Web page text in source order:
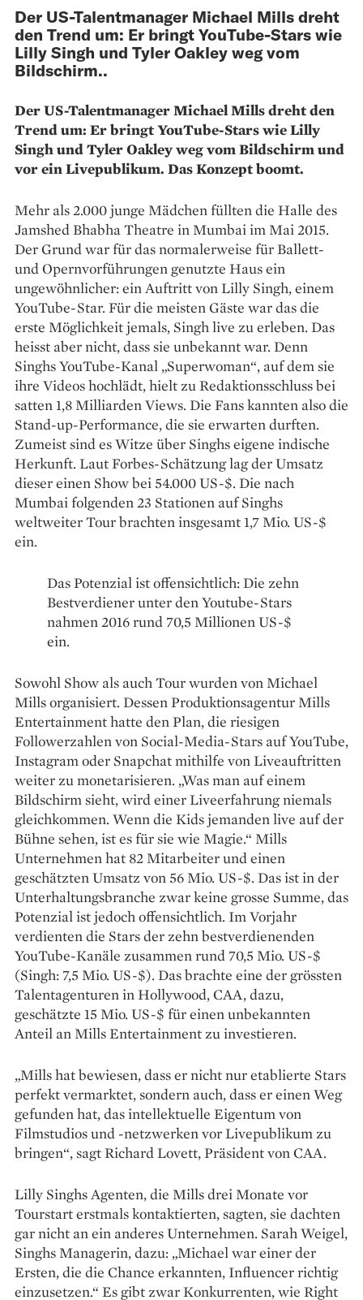
Der US-Talentmanager Michael Mills dreht
den Trend um: Er bringt YouTube-Stars wie
Lilly Singh und Tyler Oakley weg vom
Bildschirm..
Der US-Talentmanager Michael Mills dreht den
Trend um: Er bringt YouTube-Stars wie Lilly
Singh und Tyler Oakley weg vom Bildschirm und
vor ein Livepublikum. Das Konzept boomt.
Mehr als 2.000 junge Mädchen füllten die Halle des
Jam­shed Bhabha Theatre in Mumbai im Mai 2015.
Der Grund war für das normalerweise für Ballett-
und Opernvorführungen genutzte Haus ein
ungewöhnlicher: ein Auftritt von Lilly Singh, einem
YouTube-Star. Für die meisten Gäste war das die
erste Möglichkeit jemals, Singh live zu erleben. Das
heisst aber nicht, dass sie unbekannt war. Denn
Singhs YouTube-­Kanal „Superwoman“, auf dem sie
ihre Videos hochlädt, hielt zu Redaktionsschluss bei
satten 1,8 Milliarden Views. Die Fans kannten also die
Stand­-up-Performance, die sie erwarten durften.
Zumeist sind es Witze über Singhs ­eigene indische
Herkunft. Laut Forbes-­Schätzung lag der Umsatz
dieser einen Show bei 54.000 US-$. Die nach
Mumbai folgenden 23 Stationen auf Singhs
weltweiter Tour brachten insgesamt 1,7 Mio. US-$
ein.
Das Potenzial ist offensichtlich: Die zehn
Bestverdiener unter den Youtube-Stars
nahmen 2016 rund 70,5 Millionen US-$
ein.
Sowohl Show als auch Tour wurden von Michael
Mills organisiert. Dessen Produktionsagentur Mills
Entertainment hatte den Plan, die riesigen
Followerzahlen von Social-Media-Stars auf YouTube,
Instagram oder Snapchat mithilfe von Liveauftritten
weiter zu monetarisieren. „Was man auf einem
Bildschirm sieht, wird einer Liveerfahrung niemals
gleichkommen. Wenn die Kids jemanden live auf der
Bühne sehen, ist es für sie wie Magie.“ Mills
Unternehmen hat 82 Mitarbeiter und einen
geschätzten Umsatz von 56 Mio. US-$. Das ist in der
Unterhaltungsbranche zwar keine grosse Summe, das
Potenzial ist jedoch offensichtlich. Im Vorjahr
verdienten die Stars der zehn bestverdienenden
YouTube-­Kanäle zusammen rund 70,5 Mio. US-$
(Singh: 7,5 Mio. US-$). Das brachte eine der grössten
Talentagenturen in Hollywood, CAA, dazu,
geschätzte 15 Mio. US-$ für einen unbekannten
Anteil an Mills Entertainment zu investieren.
„Mills hat bewiesen, dass er nicht nur etablierte Stars
perfekt vermarktet, sondern auch, dass er einen Weg
gefunden hat, das intellektuelle Eigentum von
Filmstudios und -netzwerken vor Livepublikum zu
bringen“, sagt Richard Lovett, Präsident von CAA.
Lilly Singhs Agenten, die Mills drei Monate vor
Tourstart erstmals kontaktierten, sagten, sie dachten
gar nicht an ein anderes Unternehmen. Sarah Weigel,
Singhs Managerin, dazu: „Michael war einer der
Ersten, die die Chance erkannten, Influencer richtig
einzusetzen.“ Es gibt zwar Konkurrenten, wie Right